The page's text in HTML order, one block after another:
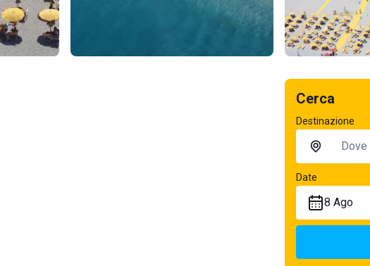
Cerca
Destinazione
Date
8 Ago